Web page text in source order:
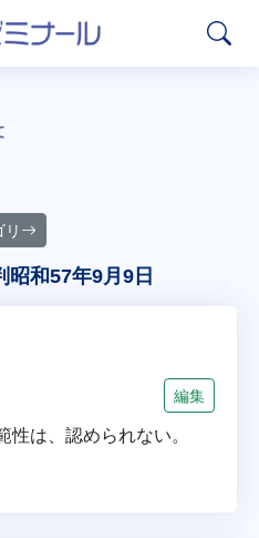
昭和57年9月9日
編集
は、認められない。